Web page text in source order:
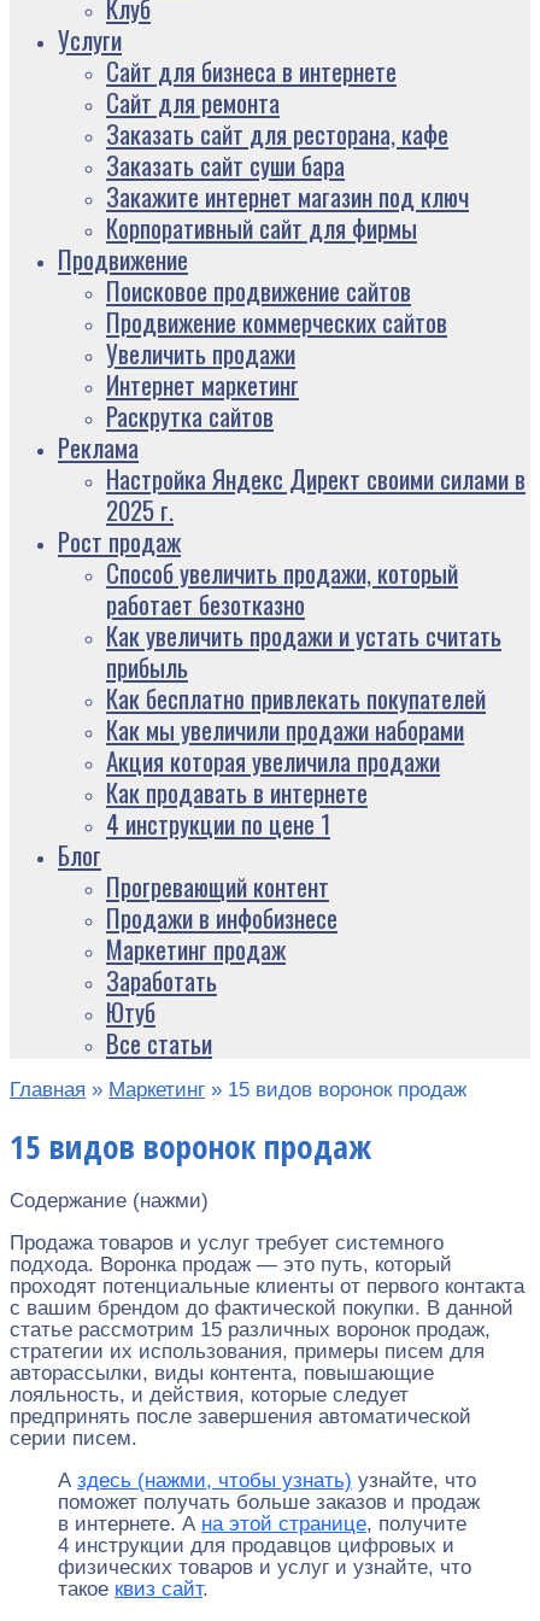
Клуб
Услуги
Сайт для бизнеса в интернете
Сайт для ремонта
Заказать сайт для ресторана, кафе
Заказать сайт суши бара
Закажите интернет магазин под ключ
Корпоративный сайт для фирмы
Продвижение
Поисковое продвижение сайтов
Продвижение коммерческих сайтов
Увеличить продажи
Интернет маркетинг
Раскрутка сайтов
Реклама
Настройка Яндекс Директ своими силами в
2025 г.
Рост продаж
Способ увеличить продажи, который
работает безотказно
Как увеличить продажи и устать считать
прибыль
Как бесплатно привлекать покупателей
Как мы увеличили продажи наборами
Акция которая увеличила продажи
Как продавать в интернете
4 инструкции по цене 1
Блог
Прогревающий контент
Продажи в инфобизнесе
Маркетинг продаж
Заработать
Ютуб
Все статьи
Главная » Маркетинг » 15 видов воронок продаж
15 видов воронок продаж
Содержание (нажми)
Продажа товаров и услуг требует системного
подхода. Воронка продаж — это путь, который
проходят потенциальные клиенты от первого контакта
с вашим брендом до фактической покупки. В данной
статье рассмотрим 15 различных воронок продаж,
стратегии их использования, примеры писем для
авторассылки, виды контента, повышающие
лояльность, и действия, которые следует
предпринять после завершения автоматической
серии писем.
А здесь (нажми, чтобы узнать) узнайте, что
поможет получать больше заказов и продаж
в интернете. А на этой странице, получите
4 инструкции для продавцов цифровых и
физических товаров и услуг и узнайте, что
такое квиз сайт.